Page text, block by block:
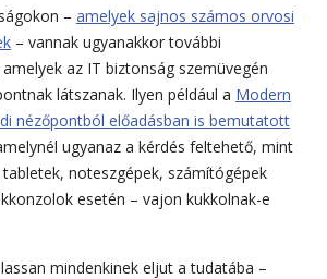
– amelyek sajnos számos orvosi
– vannak ugyanakkor további
amelyek az IT biztonság szemüvegén
látszanak. Ilyen például a Modern
nézőpontból előadásban is bemutatott
ugyanaz a kérdés feltehető, mint
noteszgépek, számítógépek
esetén – vajon kukkolnak-e
mindenkinek eljut a tudatába –